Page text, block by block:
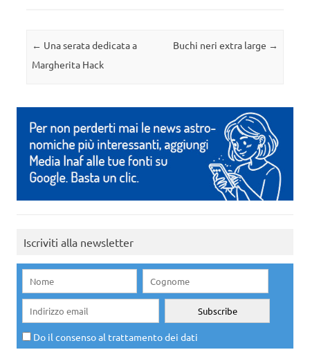
Navigazione articolo
← Una serata dedicata a
Margherita Hack
Buchi neri extra large →
Iscriviti alla newsletter
Do il consenso al trattamento dei dati